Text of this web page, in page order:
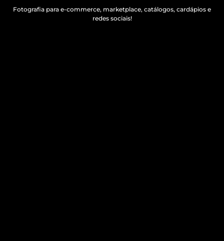
Fotografia para e-commerce, marketplace, catálogos, cardápios e
redes sociais!